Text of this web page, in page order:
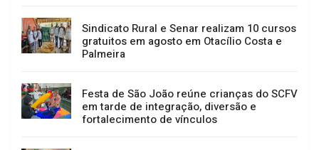
Sindicato Rural e Senar realizam 10 cursos
gratuitos em agosto em Otacílio Costa e
Palmeira
Festa de São João reúne crianças do SCFV
em tarde de integração, diversão e
fortalecimento de vínculos